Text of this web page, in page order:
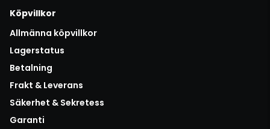
Köpvillkor
Allmänna köpvillkor
Lagerstatus
Betalning
Frakt & Leverans
Säkerhet & Sekretess
Garanti